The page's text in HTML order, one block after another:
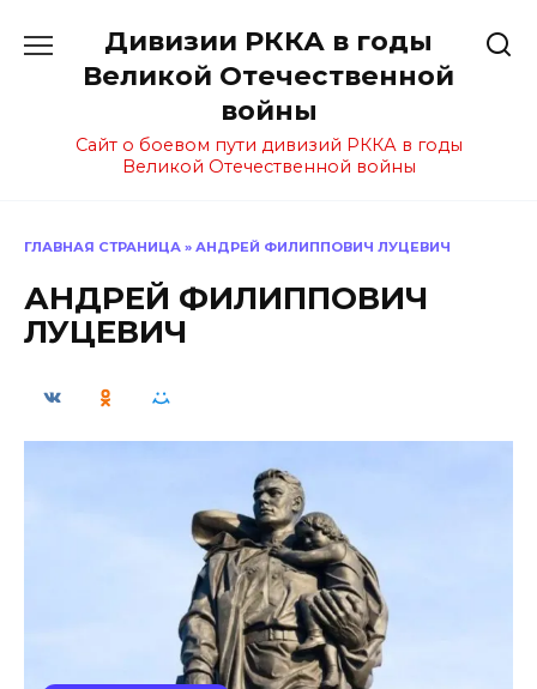
содержанию
Дивизии РККА в годы
Великой Отечественной
войны
Сайт о боевом пути дивизий РККА в годы
Великой Отечественной войны
ГЛАВНАЯ СТРАНИЦА » АНДРЕЙ ФИЛИППОВИЧ ЛУЦЕВИЧ
АНДРЕЙ ФИЛИППОВИЧ
ЛУЦЕВИЧ